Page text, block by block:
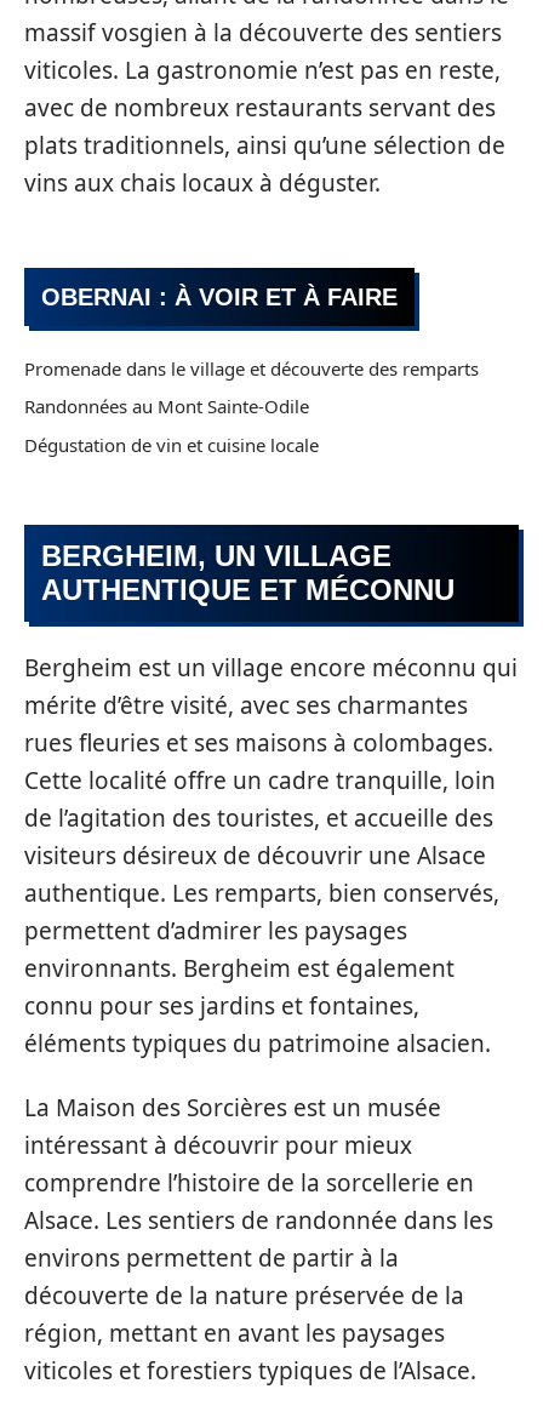
massif vosgien à la découverte des sentiers
viticoles. La gastronomie n’est pas en reste,
avec de nombreux restaurants servant des
plats traditionnels, ainsi qu’une sélection de
vins aux chais locaux à déguster.
OBERNAI : À VOIR ET À FAIRE
Promenade dans le village et découverte des remparts
Randonnées au Mont Sainte-Odile
Dégustation de vin et cuisine locale
BERGHEIM, UN VILLAGE
AUTHENTIQUE ET MÉCONNU
Bergheim est un village encore méconnu qui
mérite d’être visité, avec ses charmantes
rues fleuries et ses maisons à colombages.
Cette localité offre un cadre tranquille, loin
de l’agitation des touristes, et accueille des
visiteurs désireux de découvrir une Alsace
authentique. Les remparts, bien conservés,
permettent d’admirer les paysages
environnants. Bergheim est également
connu pour ses jardins et fontaines,
éléments typiques du patrimoine alsacien.
La Maison des Sorcières est un musée
intéressant à découvrir pour mieux
comprendre l’histoire de la sorcellerie en
Alsace. Les sentiers de randonnée dans les
environs permettent de partir à la
découverte de la nature préservée de la
région, mettant en avant les paysages
viticoles et forestiers typiques de l’Alsace.